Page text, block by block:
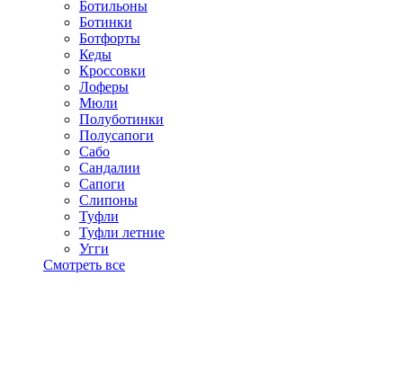
Ботильоны
Ботинки
Ботфорты
Кеды
Кроссовки
Лоферы
Мюли
Полуботинки
Полусапоги
Сабо
Сандалии
Сапоги
Слипоны
Туфли
Туфли летние
Угги
Смотреть все